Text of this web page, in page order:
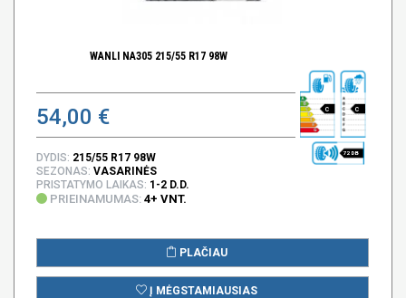
WANLI NA305 215/55 R17 98W
54,00 € C C
72 DB
DYDIS: 215/55 R17 98W
SEZONAS: VASARINĖS
PRISTATYMO LAIKAS: 1-2 D.D.
PRIEINAMUMAS: 4+ VNT.
PLAČIAU
Į MĖGSTAMIAUSIAS